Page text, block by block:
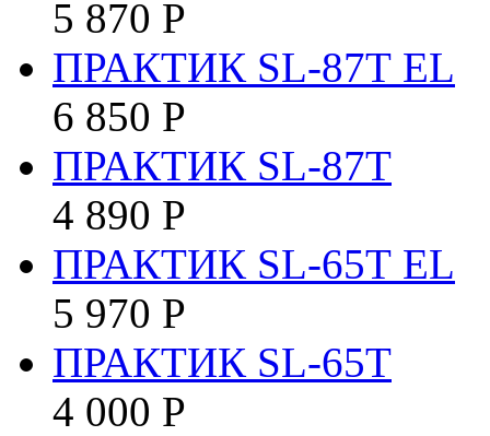
5 870 Р
ПРАКТИК SL-87Т EL
6 850 Р
ПРАКТИК SL-87Т
4 890 Р
ПРАКТИК SL-65Т EL
5 970 Р
ПРАКТИК SL-65Т
4 000 Р